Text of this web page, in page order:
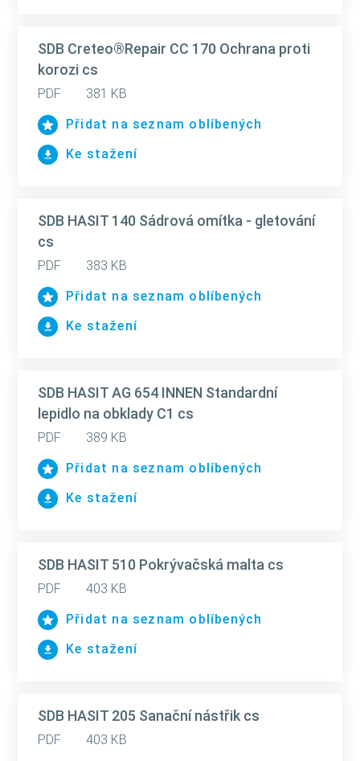
SDB Creteo®Repair CC 170 Ochrana proti
korozi cs
PDF
381 KB
Přidat na seznam oblíbených
Ke stažení
SDB HASIT 140 Sádrová omítka - gletování
cs
PDF
383 KB
Přidat na seznam oblíbených
Ke stažení
SDB HASIT AG 654 INNEN Standardní
lepidlo na obklady C1 cs
PDF
389 KB
Přidat na seznam oblíbených
Ke stažení
SDB HASIT 510 Pokrývačská malta cs
PDF
403 KB
Přidat na seznam oblíbených
Ke stažení
SDB HASIT 205 Sanační nástřik cs
PDF 403 KB